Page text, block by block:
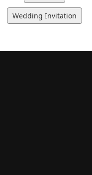
Wedding Invitation